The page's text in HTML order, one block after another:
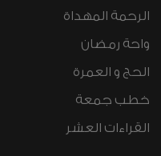
الرحمة المهداة
واحة رمضان
الحج و العمرة
خطب جمعة
القراءات العشر